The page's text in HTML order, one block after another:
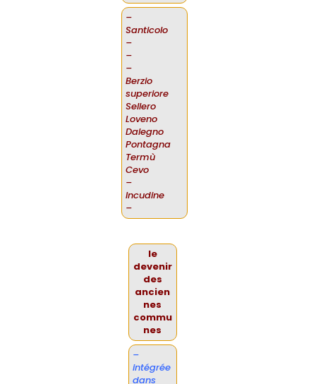
–
Santicolo
–
–
–
Berzio
superiore
Sellero
Loveno
Dalegno
Pontagna
Termù
Cevo
–
Incudine
–
le
devenir
des
ancien
nes
commu
nes
–
intégrée
dans